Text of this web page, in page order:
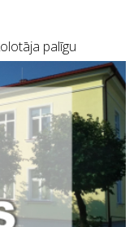
palīgu